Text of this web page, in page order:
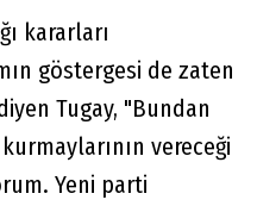
kararları
göstergesi de zaten
Tugay, "Bundan
vereceği
Yeni parti